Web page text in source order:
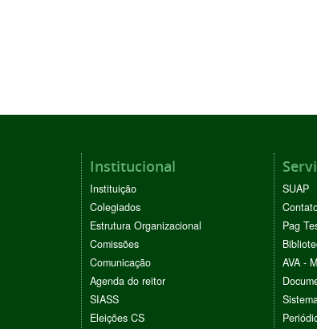
Institucional
Instituição
Colegiados
Estrutura Organizacional
Comissões
Comunicação
Agenda do reitor
SIASS
Eleições CS
SUAP
Pag
AVA -